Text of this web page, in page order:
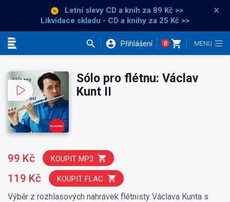
Letní slevy CD a knih za 89 Kč >>
Likvidace skladu - CD a knihy za 25 Kč >>
×
Přihlášení 0
Sólo pro flétnu: Václav
Kunt II
Výběr z rozhlasových nahrávek flétnisty Václava Kunta s
99 Kč KOUPIT MP3
119 Kč KOUPIT FLAC